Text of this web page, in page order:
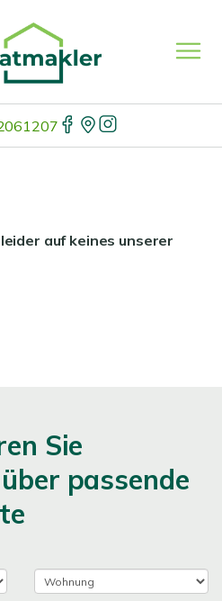
auf keines unserer
Sie
passende